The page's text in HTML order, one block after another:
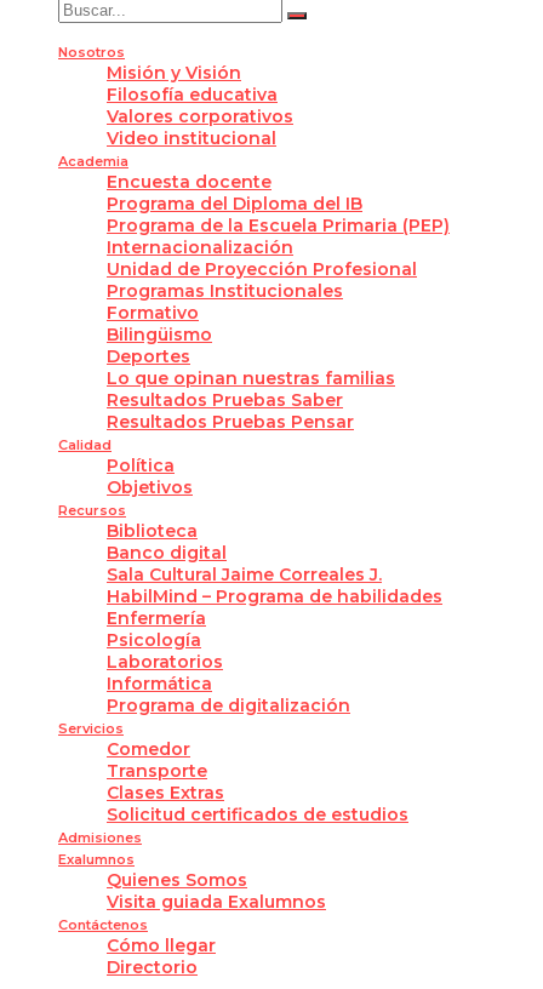
Nosotros
Misión y Visión
Filosofía educativa
Valores corporativos
Video institucional
Academia
Encuesta docente
Programa del Diploma del IB
Programa de la Escuela Primaria (PEP)
Internacionalización
Unidad de Proyección Profesional
Programas Institucionales
Formativo
Bilingüismo
Deportes
Lo que opinan nuestras familias
Resultados Pruebas Saber
Resultados Pruebas Pensar
Calidad
Política
Objetivos
Recursos
Biblioteca
Banco digital
Sala Cultural Jaime Correales J.
HabilMind – Programa de habilidades
Enfermería
Psicología
Laboratorios
Informática
Programa de digitalización
Servicios
Comedor
Transporte
Clases Extras
Solicitud certificados de estudios
Admisiones
Exalumnos
Quienes Somos
Visita guiada Exalumnos
Contáctenos
Cómo llegar
Directorio